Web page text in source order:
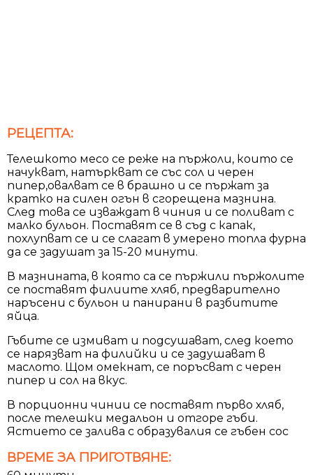
РЕЦЕПТА:
Телешкото месо се реже на пържоли, които се
начукват, натъркват се със сол и черен
пипер,овалват се в брашно и се пържат за
кратко на силен огън в сгорещена мазнина.
След това се изваждат в чиния и се поливат с
малко бульон. Поставят се в съд с капак,
похлупват се и се слагат в умерено топла фурна
да се задушат за 15-20 минути.
В мазнината, в която са се пържили пържолите
се поставят филиите хляб, предварително
наръсени с бульон и панирани в разбитите
яйца.
Гъбите се измиват и подсушават, след което
се нарязват на филийки и се задушават в
маслото. Щом омекнат, се поръсват с черен
пипер и сол на вкус.
В порционни чинии се поставят първо хляб,
после телешки медальон и отгоре гъби.
Ястието се залива с образувалия се гъбен сос
ВРЕМЕ ЗА ПРИГОТВЯНЕ: